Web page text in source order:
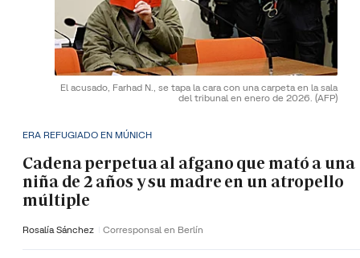
El acusado, Farhad N., se tapa la cara con una carpeta en la sala
del tribunal en enero de 2026. (AFP)
ERA REFUGIADO EN MÚNICH
Cadena perpetua al afgano que mató a una
niña de 2 años y su madre en un atropello
múltiple
Rosalía Sánchez Corresponsal en Berlín